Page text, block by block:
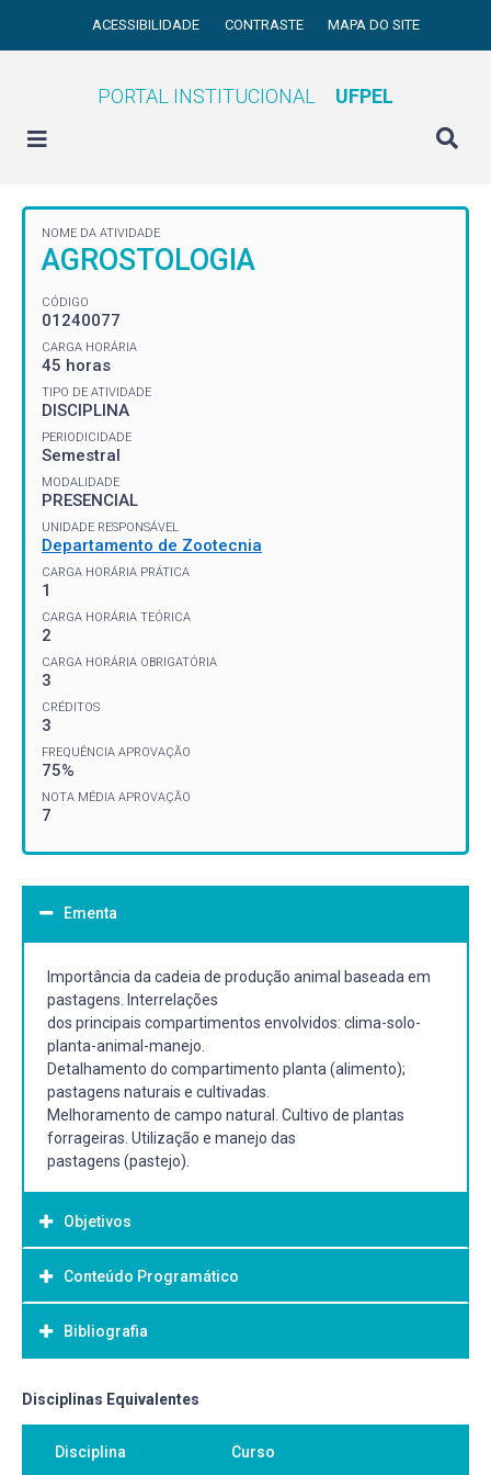
ACESSIBILIDADE CONTRASTE MAPA DO SITE
PORTAL INSTITUCIONAL UFPEL
NOME DA ATIVIDADE
AGROSTOLOGIA
CÓDIGO
01240077
CARGA HORÁRIA
45 horas
TIPO DE ATIVIDADE
DISCIPLINA
PERIODICIDADE
Semestral
MODALIDADE
PRESENCIAL
UNIDADE RESPONSÁVEL
Departamento de Zootecnia
CARGA HORÁRIA PRÁTICA
1
CARGA HORÁRIA TEÓRICA
2
CARGA HORÁRIA OBRIGATÓRIA
3
CRÉDITOS
3
FREQUÊNCIA APROVAÇÃO
75%
NOTA MÉDIA APROVAÇÃO
7
Ementa
Importância da cadeia de produção animal baseada em
pastagens. Interrelações
dos principais compartimentos envolvidos: clima-solo-
planta-animal-manejo.
Detalhamento do compartimento planta (alimento);
pastagens naturais e cultivadas.
Melhoramento de campo natural. Cultivo de plantas
forrageiras. Utilização e manejo das
pastagens (pastejo).
Objetivos
Objetivo Geral:
Objetivo geral: Analisar os compartimentos (clima-solo-
planta-animal-manejo)
etc.) baseada em pastagens
naturais e cultivadas.
compartimento denominado
Conteúdo Programático
Bibliografia
Bibliografia Básica:
KIRCHOF, B. Alimentação da vaca leiteira. Guaíba
Agropecuária, 1997. 111p. BARNES, F.R.; MÜLLER, D.A.;
Disciplinas Equivalentes
Disciplina Curso